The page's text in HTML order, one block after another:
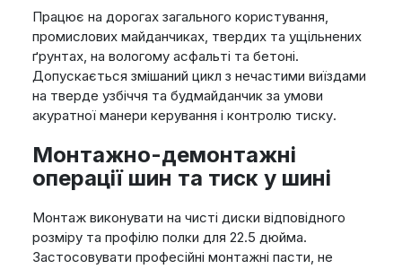
Працює на дорогах загального користування,
промислових майданчиках, твердих та ущільнених
ґрунтах, на вологому асфальті та бетоні.
Допускається змішаний цикл з нечастими виїздами
на тверде узбіччя та будмайданчик за умови
акуратної манери керування і контролю тиску.
Монтажно-демонтажні
операції шин та тиск у шині
Монтаж виконувати на чисті диски відповідного
розміру та профілю полки для 22.5 дюйма.
Застосовувати професійні монтажні пасти, не